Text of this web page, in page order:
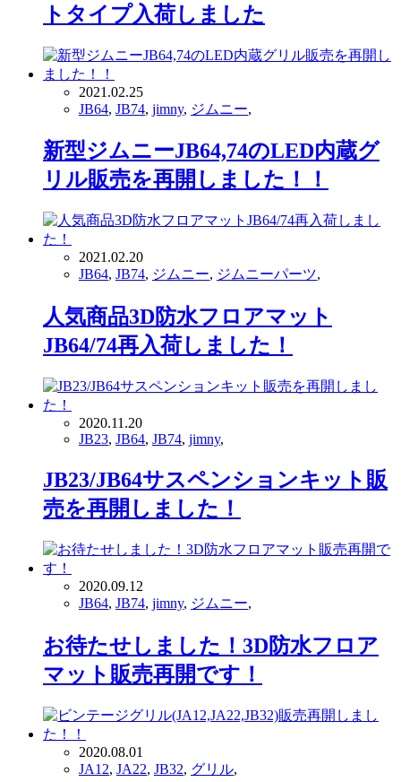
トタイプ入荷しました
2021.02.25
JB64, JB74, jimny, ジムニー,
新型ジムニーJB64,74のLED内蔵グ
リル販売を再開しました！！
2021.02.20
JB64, JB74, ジムニー, ジムニーパーツ,
人気商品3D防水フロアマット
JB64/74再入荷しました！
2020.11.20
JB23, JB64, JB74, jimny,
JB23/JB64サスペンションキット販
売を再開しました！
2020.09.12
JB64, JB74, jimny, ジムニー,
お待たせしました！3D防水フロア
マット販売再開です！
2020.08.01
JA12, JA22, JB32, グリル,